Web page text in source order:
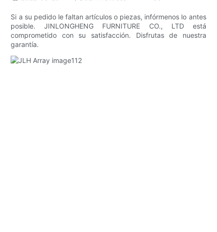
Si a su pedido le faltan artículos o piezas, infórmenos lo antes
posible. JINLONGHENG FURNITURE CO., LTD está
comprometido con su satisfacción. Disfrutas de nuestra
garantía.